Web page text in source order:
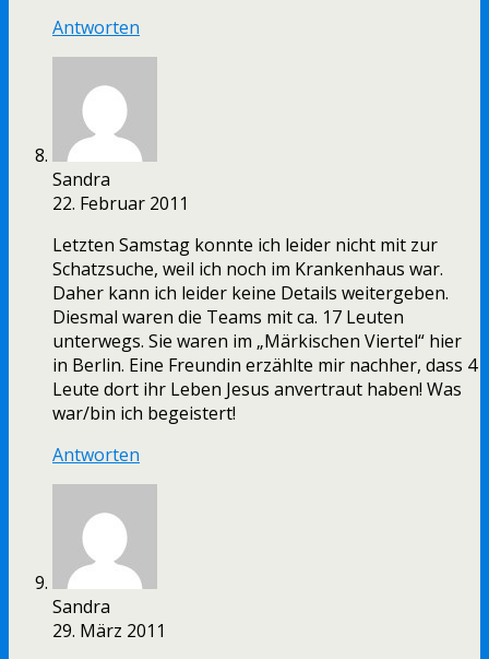
Antworten
Sandra
22. Februar 2011
Letzten Samstag konnte ich leider nicht mit zur
Schatzsuche, weil ich noch im Krankenhaus war.
Daher kann ich leider keine Details weitergeben.
Diesmal waren die Teams mit ca. 17 Leuten
unterwegs. Sie waren im „Märkischen Viertel“ hier
in Berlin. Eine Freundin erzählte mir nachher, dass 4
Leute dort ihr Leben Jesus anvertraut haben! Was
war/bin ich begeistert!
Antworten
Sandra
29. März 2011